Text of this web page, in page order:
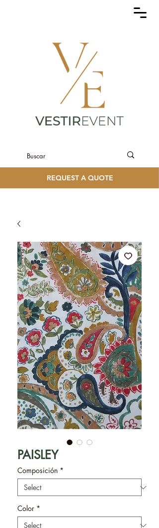
REQUEST A QUOTE
PAISLEY
Composición *
Color *